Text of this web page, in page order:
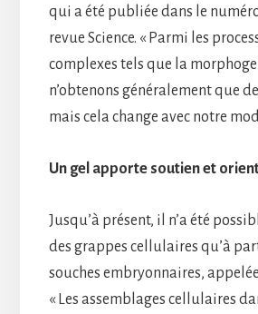
qui a été publiée dans le
revue Science. « Parmi les
complexes tels que la
n’obtenons généralement que
mais cela change avec notre
Un gel apporte soutien et
Jusqu’à présent, il n’a été
des grappes cellulaires qu’à
souches embryonnaires,
« Les assemblages cellulaires